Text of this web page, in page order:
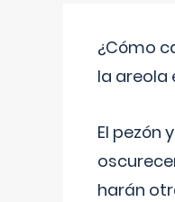
¿Cómo
la areola
El pezón
harán